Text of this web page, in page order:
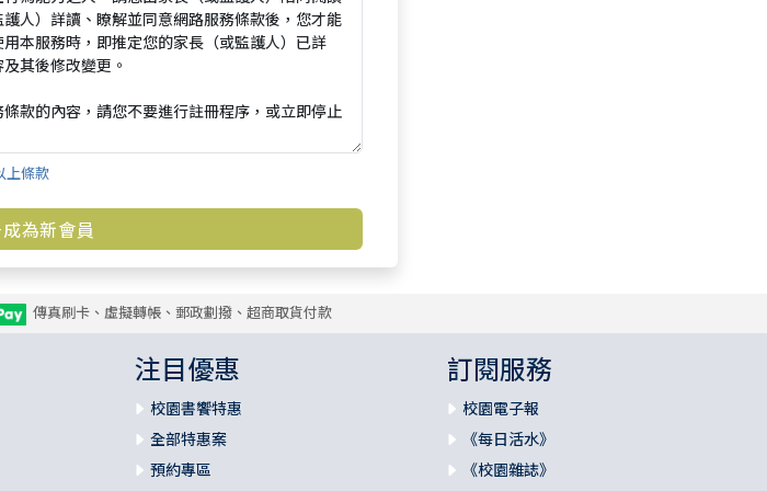
上條款
傳真刷卡、虛擬轉帳、郵政劃撥、超商取貨付款
注目優惠
校園書饗特惠
全部特惠案
預約專區
訂閱服務
校園電子報
《每日活水》
《校園雜誌》